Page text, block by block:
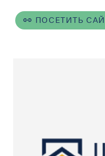
ПОСЕТИТЬ